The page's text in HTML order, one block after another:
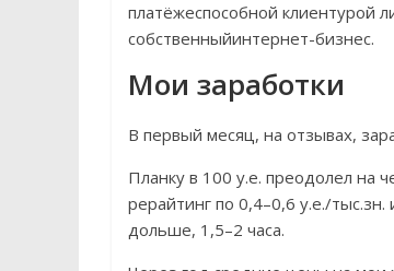
платёжеспособной клиентурой
собственныйинтернет-бизнес.
Мои заработки
В первый месяц, на отзывах,
Планку в 100 у.е. преодолел на
рерайтинг по 0,4–0,6 у.е./
дольше, 1,5–2 часа.